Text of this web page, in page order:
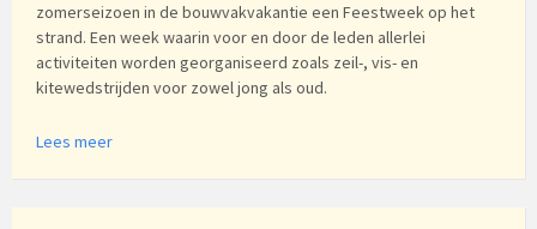
zomerseizoen in de bouwvakvakantie een Feestweek op het
strand. Een week waarin voor en door de leden allerlei
activiteiten worden georganiseerd zoals zeil-, vis- en
kitewedstrijden voor zowel jong als oud.
Lees meer